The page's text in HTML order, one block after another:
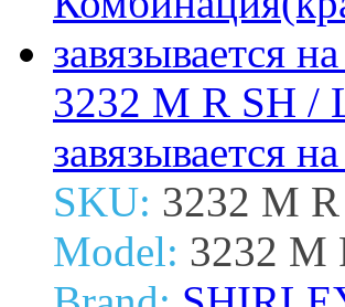
3232 M R SH /
завязывается
SKU: 3232 M
Model: 3232 M